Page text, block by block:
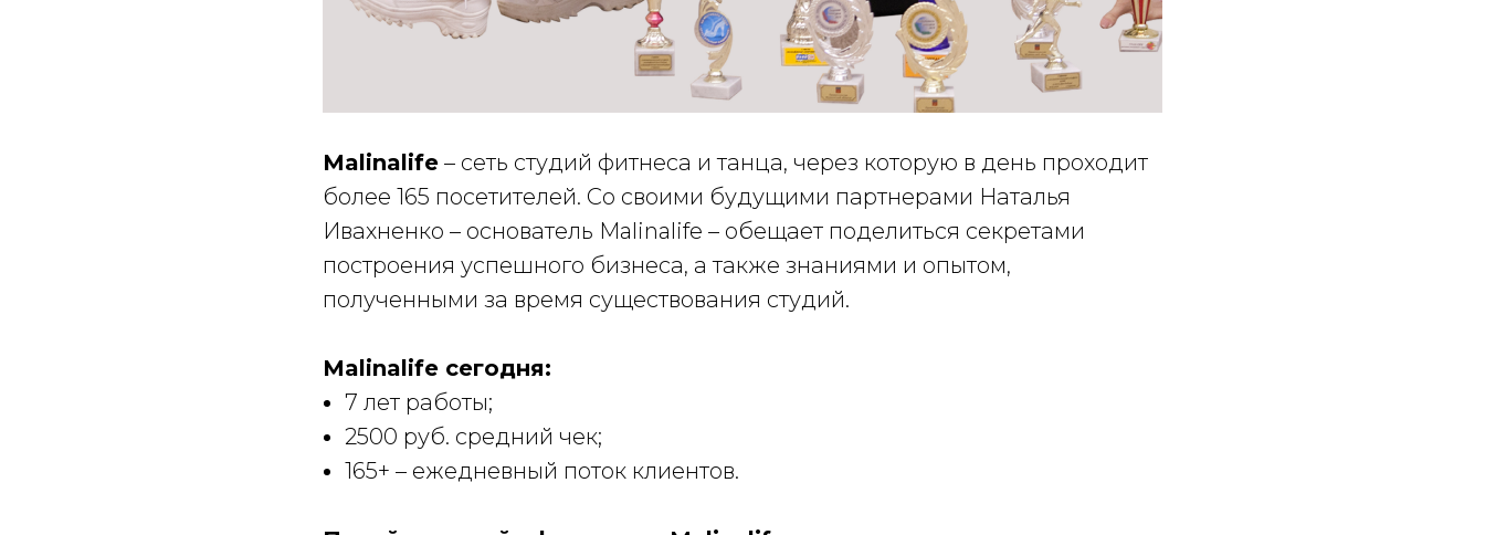
Malinalife – сеть студий фитнеса и танца, через которую в день проходит
более 165 посетителей. Со своими будущими партнерами Наталья
Ивахненко – основатель Malinalife – обещает поделиться секретами
построения успешного бизнеса, а также знаниями и опытом,
полученными за время существования студий.
Malinalife сегодня:
7 лет работы;
2500 руб. средний чек;
165+ – ежедневный поток клиентов.